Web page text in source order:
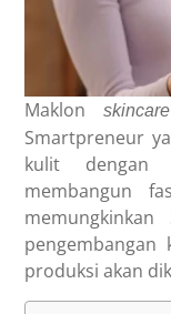
Maklonskincare
Smartpreneur
kulit dengan
membangun
produksi akan